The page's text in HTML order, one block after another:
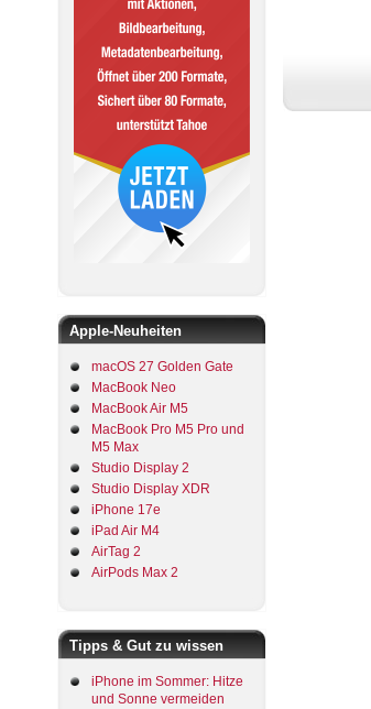
Apple-Neuheiten
macOS 27 Golden Gate
MacBook Neo
MacBook Air M5
MacBook Pro M5 Pro und
M5 Max
Studio Display 2
Studio Display XDR
iPhone 17e
iPad Air M4
AirTag 2
AirPods Max 2
Tipps & Gut zu wissen
iPhone im Sommer: Hitze
und Sonne vermeiden